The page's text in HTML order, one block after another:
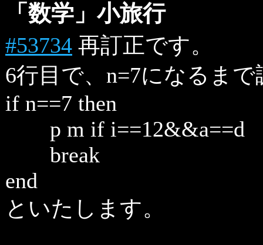
「数学」小旅行
#53734 再訂正です。
6行目で、n=7になるま
if n==7 then
p m if i==12&&a==d
break
end
といたします。